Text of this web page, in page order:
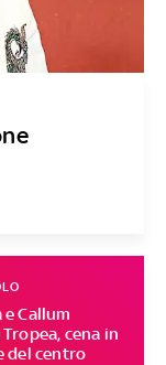
e Callum
cena in
del centro